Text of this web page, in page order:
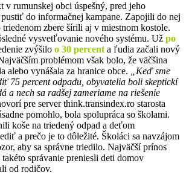
v rumunskej obci úspešný, pred jeho
pustiť do informačnej kampane. Zapojili do nej
zbere šírili aj v miestnom kostole.
vysvetľovanie nového systému. Už po
zvýšilo o 30 percent a ľudia začali nový
problémom však bolo, že väčšina
alebo vynášala za hranice obce.
„Keď sme
75 percent odpadu, obyvatelia boli skeptickí
a nech sa radšej zameriame na riešenie
pre serverthink.transindex.ro starosta
pomohlo, bola spolupráca so školami.
koše na triedený odpad a deťom
a prečo je to dôležité. Školáci sa navzájom
aby sa správne triedilo. Najväčší prínos
správanie preniesli deti domov
od rodičov.